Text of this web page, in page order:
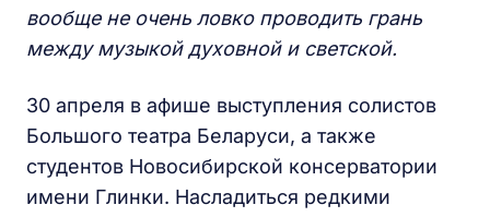
вообще не очень ловко проводить грань
между музыкой духовной и светской.
30 апреля в афише выступления солистов
Большого театра Беларуси, а также
студентов Новосибирской консерватории
имени Глинки. Насладиться редкими